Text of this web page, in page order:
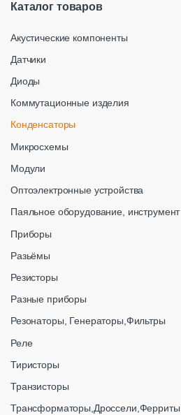
Каталог товаров
Акустические компоненты
Датчики
Диоды
Коммутационные изделия
Конденсаторы
Микросхемы
Модули
Оптоэлектронные устройства
Паяльное оборудование, инструмент
Приборы
Разьёмы
Резисторы
Разные приборы
Резонаторы, Генераторы,Фильтры
Реле
Тиристоры
Транзисторы
Трансформаторы,Дроссели,Ферриты